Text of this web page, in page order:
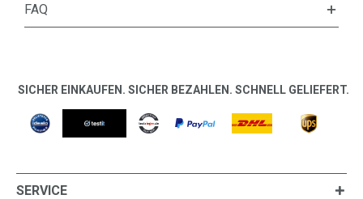
FAQ
SICHER EINKAUFEN. SICHER BEZAHLEN. SCHNELL GELIEFERT.
SERVICE